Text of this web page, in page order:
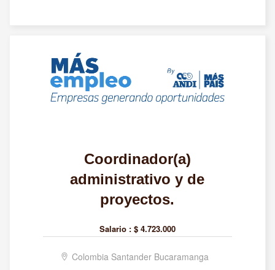
Coordinador(a)
administrativo y de
proyectos.
Salario : $ 4.723.000
Colombia Santander Bucaramanga